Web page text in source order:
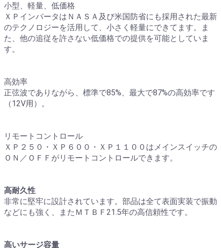
小型、軽量、低価格
ＸＰインバータはＮＡＳＡ及び米国防省にも採用された最新
のテクノロジーを活用して、小さく軽量にできてます。ま
た、他の追従を許さない低価格での提供を可能としていま
す。
高効率
正弦波でありながら、標準で85%、最大で87%の高効率です
（12V用）。
リモートコントロール
ＸＰ２５０・ＸＰ６００・ＸＰ１１００はメインスイッチの
ＯＮ／ＯＦＦがリモートコントロールできます。
高耐久性
非常に堅牢に設計されています。部品は全て表面実装で振動
などにも強く、またＭＴＢＦ21.5年の高信頼性です。
高いサージ容量